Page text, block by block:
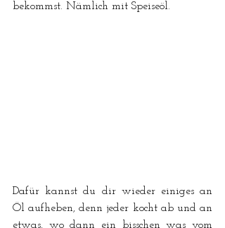
bekommst. Nämlich mit Speiseöl.
Dafür kannst du dir wieder einiges an
Öl aufheben, denn jeder kocht ab und an
etwas, wo dann ein bisschen was vom